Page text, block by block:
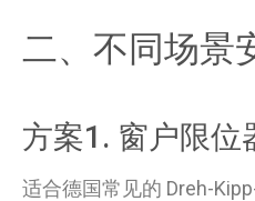
二、不同场景
方案1. 窗户限位
适合德国常见的 Dreh-